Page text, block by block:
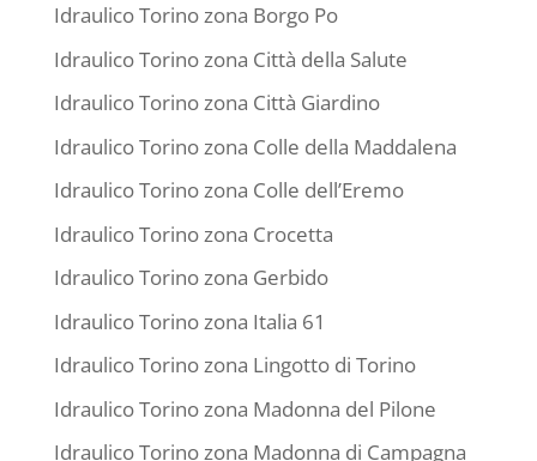
Idraulico Torino zona Borgo Po
Idraulico Torino zona Città della Salute
Idraulico Torino zona Città Giardino
Idraulico Torino zona Colle della Maddalena
Idraulico Torino zona Colle dell’Eremo
Idraulico Torino zona Crocetta
Idraulico Torino zona Gerbido
Idraulico Torino zona Italia 61
Idraulico Torino zona Lingotto di Torino
Idraulico Torino zona Madonna del Pilone
Idraulico Torino zona Madonna di Campagna